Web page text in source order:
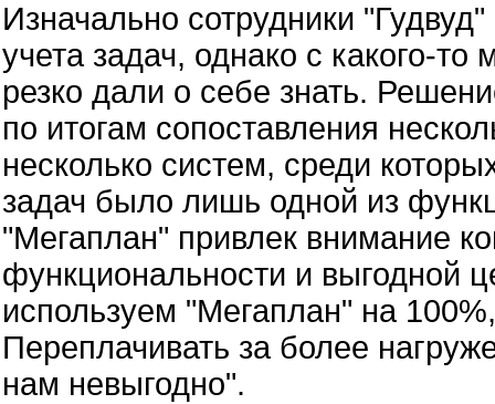
Изначально сотрудники
учета задач, однако с какого-
резко дали о себе знать.
по итогам сопоставления
несколько систем, среди
задач было лишь одной из
"Мегаплан" привлек внимание
функциональности и выгодной
используем "Мегаплан" на
Переплачивать за более
нам невыгодно".